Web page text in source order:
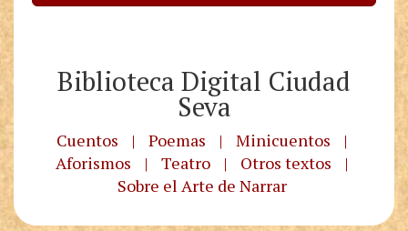
Biblioteca Digital Ciudad
Seva
Cuentos | Poemas | Minicuentos
|
Aforismos
| Teatro | Otros textos
|
Sobre el Arte de Narrar